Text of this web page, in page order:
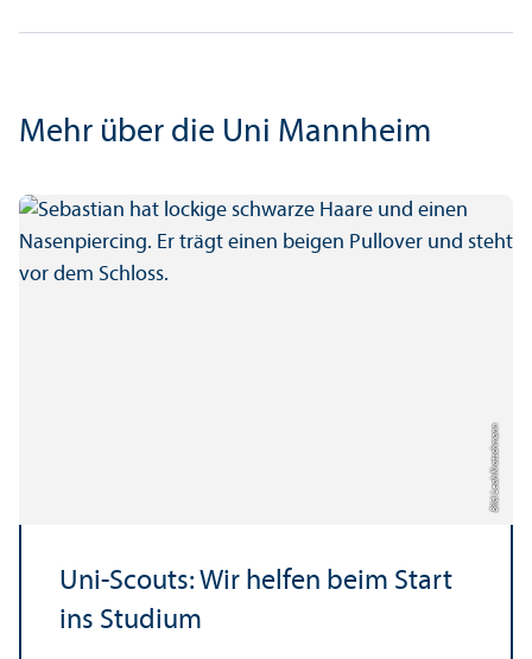
Mehr über die Uni Mannheim
Bild: Leah Kratschmann
Uni-Scouts: Wir helfen beim Start
ins Studium